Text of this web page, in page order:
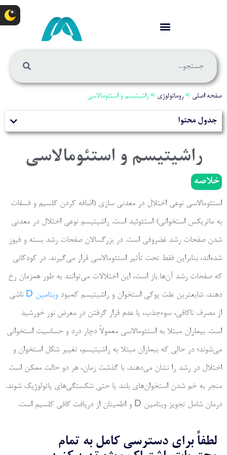
صفحه اصلی > روماتولوژی > راشیتیسم و استئومالاسی
جدول محتوا
راشیتیسم و استئومالاسی
خلاصه
استئومالاسی نوعی اختلال در معدنی سازی (اضافه کردن کلسیم و فسفات
به ماتریکس استخوانی) استئوئید است. راشیتیسم نوعی اختلال در معدنی
شدن صفحات رشد غضروفی است. در بزرگسالان صفحات رشد بسته و فیوز
شده‌اند، بنابراین فقط تحت تأثیر استئومالاسی قرار می‌گیرند. در کودکانی
که صفحات رشد آن‌ها باز است، این اختلالات می‌توانند به طور همزمان رخ
دهند. شایعترین علت پوکی استخوان و راشیتیسم کمبود ویتامین D
ناشی
از مصرف ناکافی، سوءجذب، یا عدم قرار گرفتن در معرض نور خورشید
است. بیماران مبتلا به استئومالاسی معمولاً دچار درد و حساسیت استخوانی
می‌شوند؛ در حالی که بیماران مبتلا به راشیتیسم، تغییر شکل استخوان و
اختلال در رشد را نشان می‌دهند. با گذشت زمان، هر دو حالت ممکن است
منجر به خم شدن استخوان‌های بلند یا حتی شکستگی‌های پاتولوژیک شوند.
درمان شامل تجویز ویتامین D و اطمینان از دریافت کافی کلسیم است.
لطفاً برای دسترسی کامل به تمام